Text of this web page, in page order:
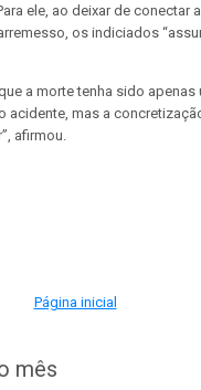
ele, ao deixar de conectar
os indiciados
a morte tenha sido apenas
acidente, mas a
afirmou.
Página inicial
mês